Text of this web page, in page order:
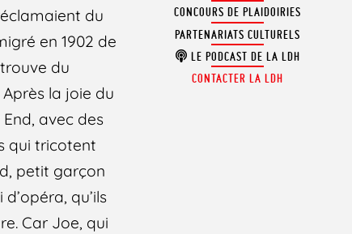
du
en 1902 de
du
la joie du
avec des
qui tricotent
petit garçon
qu’ils
Car Joe, qui
CONCOURS DE PLAIDOIRIES
PARTENARIATS CULTURELS
LE PODCAST DE LA LDH
CONTACTER LA LDH